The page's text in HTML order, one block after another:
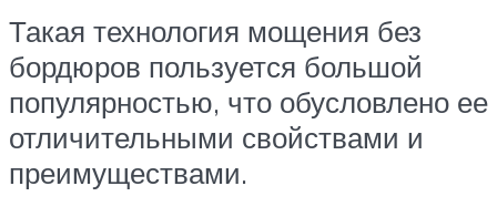
Такая технология мощения без
бордюров пользуется большой
популярностью, что обусловлено ее
отличительными свойствами и
преимуществами.